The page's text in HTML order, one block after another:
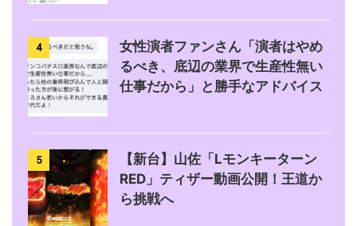
4
女性演者ファンさん「演者はやめ
るべき、底辺の業界で生産性無い
仕事だから」と勝手なアドバイス
5
【新台】山佐「Lモンキーターン
RED」ティザー動画公開！王道か
ら挑戦へ